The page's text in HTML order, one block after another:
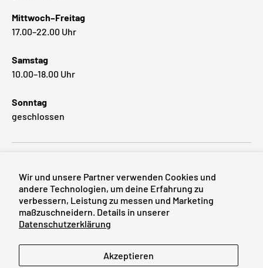
Wir und unsere Partner verwenden Cookies und
andere Technologien, um deine Erfahrung zu
verbessern, Leistung zu messen und Marketing
maßzuschneidern. Details in unserer
Datenschutzerklärung
Akzeptieren
Mittwoch–Freitag
17.00–22.00 Uhr
Samstag
10.00–18.00 Uhr
Sonntag
geschlossen
Zahlungsmethoden